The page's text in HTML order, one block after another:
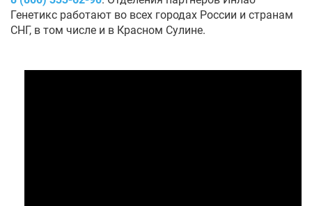
Генетикс работают во всех городах России и странам
СНГ, в том числе и в Красном Сулине.